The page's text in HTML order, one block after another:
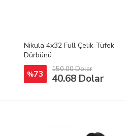
Nikula 4x32 Full Çelik Tüfek
Dürbünü
%73 150.00 Dolar
40.68 Dolar